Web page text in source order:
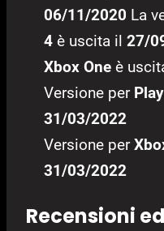
06/11/2020 La
4 è uscita il 27/
Xbox One è
Versione per
31/03/2022
Versione per
31/03/2022
Recensioni